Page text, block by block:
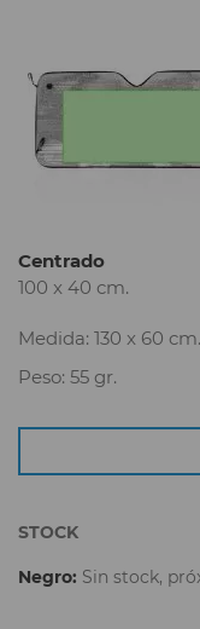
Centrado
100 x 40 cm.
Medida: 130 x 60 cm.
Peso: 55 gr.
STOCK
Negro: Sin stock,